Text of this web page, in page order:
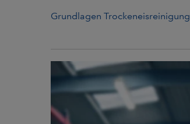
Grundlagen Trockeneisreinigung